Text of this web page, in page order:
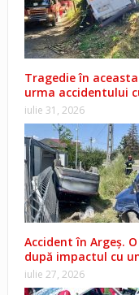
Tragedie în
urma accidentului
iulie 31, 2026
Accident în Argeș.
după impactul cu
iulie 27, 2026